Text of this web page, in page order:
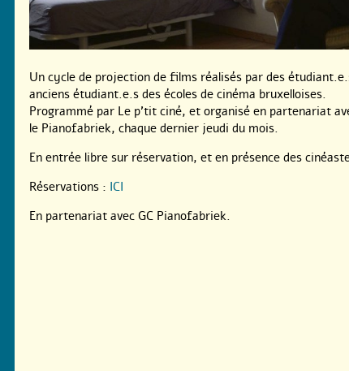
Un cycle de projection de films réalisés par des
anciens étudiant.e.s des écoles de cinéma bruxelloises.
Programmé par Le p’tit ciné, et organisé en partenariat
le Pianofabriek, chaque dernier jeudi du mois.
En entrée libre sur réservation, et en présence des
Réservations : ICI
En partenariat avec GC Pianofabriek.